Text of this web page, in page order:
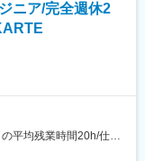
す。
らびに就業規則等の
後は本社・川崎オフ
にかかわる社内外の研
のスキルアップが図れ
ニア/完全週休2
平均残業時間20h/仕事